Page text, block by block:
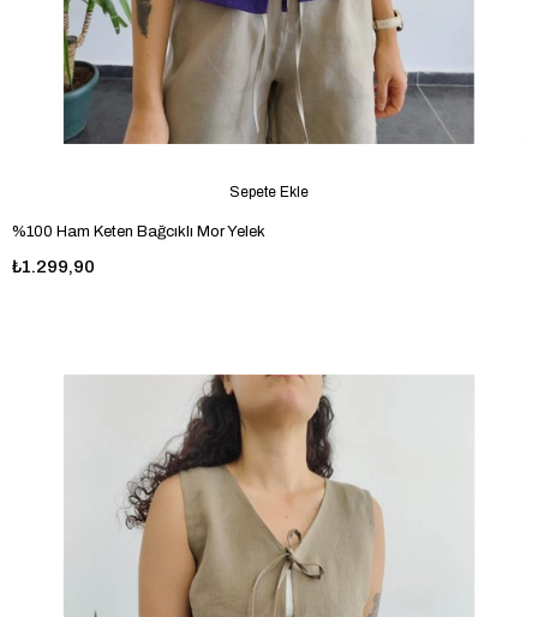
%100 Ham Keten Bağcıklı Mor Yelek
₺1.299,90
Sepete Ekle